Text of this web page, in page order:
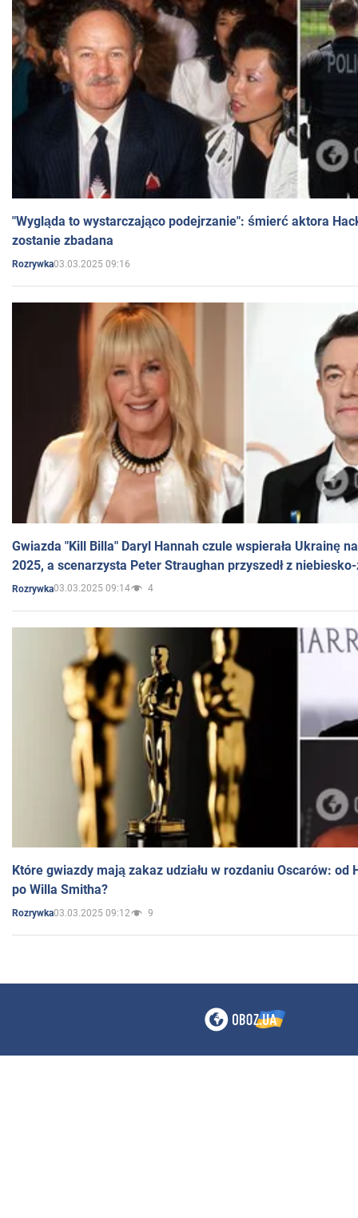
"Wygląda to wystarczająco podejrzanie": śmierć aktora
zostanie zbadana
Rozrywka03.03.2025 09:16
Gwiazda "Kill Billa" Daryl Hannah czule wspierała Ukrainę
2025, a scenarzysta Peter Straughan przyszedł z
Rozrywka03.03.2025 09:14 4
Które gwiazdy mają zakaz udziału w rozdaniu Oscarów: od
po Willa Smitha?
Rozrywka03.03.2025 09:12 9